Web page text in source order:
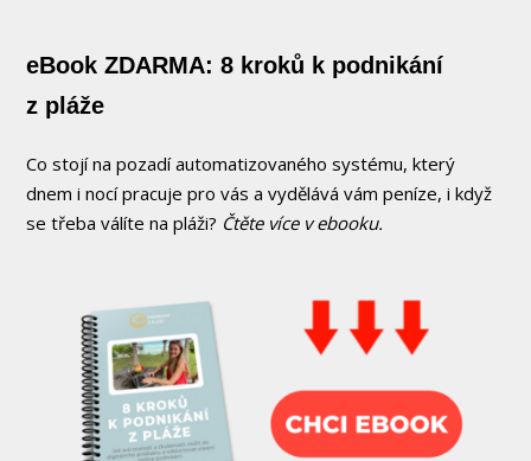
eBook ZDARMA: 8 kroků k podnikání
z pláže
Co stojí na pozadí automatizovaného systému, který
dnem i nocí pracuje pro vás a vydělává vám peníze, i když
se třeba válíte na pláži? Čtěte více v ebooku.